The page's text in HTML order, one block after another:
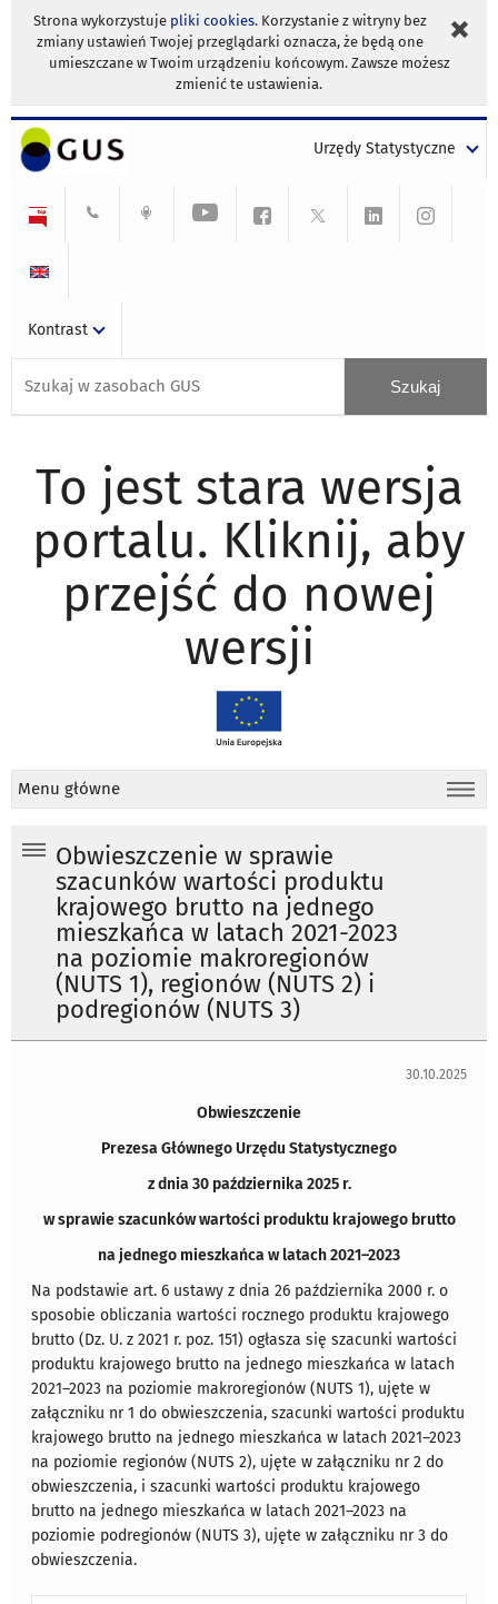
Strona wykorzystuje pliki cookies. Korzystanie z witryny bez
zmiany ustawień Twojej przeglądarki oznacza, że będą one
umieszczane w Twoim urządzeniu końcowym. Zawsze możesz
zmienić te ustawienia.
Urzędy Statystyczne
Kontrast
To jest stara wersja
portalu. Kliknij, aby
przejść do nowej
wersji
Menu główne
Obwieszczenie w sprawie
szacunków wartości produktu
krajowego brutto na jednego
mieszkańca w latach 2021-2023
na poziomie makroregionów
(NUTS 1), regionów (NUTS 2) i
podregionów (NUTS 3)
30.10.2025
Obwieszczenie
Prezesa Głównego Urzędu Statystycznego
z dnia 30 października 2025 r.
w sprawie szacunków wartości produktu krajowego brutto
na jednego mieszkańca w latach 2021–2023
Na podstawie art. 6 ustawy z dnia 26 października 2000 r. o
sposobie obliczania wartości rocznego produktu krajowego
brutto (Dz. U. z 2021 r. poz. 151) ogłasza się szacunki wartości
produktu krajowego brutto na jednego mieszkańca w latach
2021–2023 na poziomie makroregionów (NUTS 1), ujęte w
załączniku nr 1 do obwieszczenia, szacunki wartości produktu
krajowego brutto na jednego mieszkańca w latach 2021–2023
na poziomie regionów (NUTS 2), ujęte w załączniku nr 2 do
obwieszczenia, i szacunki wartości produktu krajowego
brutto na jednego mieszkańca w latach 2021–2023 na
poziomie podregionów (NUTS 3), ujęte w załączniku nr 3 do
obwieszczenia.